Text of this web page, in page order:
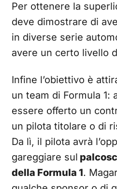
Per ottenere la
deve dimostrare di
in diverse serie
avere un certo livello
Infine l’obiettivo è
un team di Formula 1:
essere offerto un
un pilota titolare o di
Da lì, il pilota avrà
gareggiare sul
della Formula 1.